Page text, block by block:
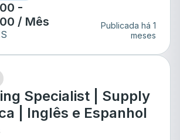
-
/ Mês
Publicada há 1
meses
Specialist | Supply
| Inglês e Espanhol